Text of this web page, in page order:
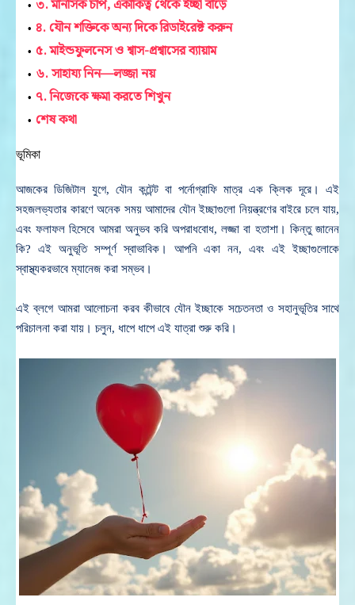
৩. মানসিক চাপ, একাকিত্ব থেকে ইচ্ছা বাড়ে
৪. যৌন শক্তিকে অন্য দিকে রিডাইরেক্ট করুন
৫. মাইন্ডফুলনেস ও শ্বাস-প্রশ্বাসের ব্যায়াম
৬. সাহায্য নিন—লজ্জা নয়
৭. নিজেকে ক্ষমা করতে শিখুন
শেষ কথা
ভূমিকা
আজকের ডিজিটাল যুগে, যৌন কন্টেন্ট বা পর্নোগ্রাফি মাত্র এক ক্লিক দূরে। এই
সহজলভ্যতার কারণে অনেক সময় আমাদের যৌন ইচ্ছাগুলো নিয়ন্ত্রণের বাইরে চলে যায়,
এবং ফলাফল হিসেবে আমরা অনুভব করি অপরাধবোধ, লজ্জা বা হতাশা। কিন্তু জানেন
কি? এই অনুভূতি সম্পূর্ণ স্বাভাবিক। আপনি একা নন, এবং এই ইচ্ছাগুলোকে
স্বাস্থ্যকরভাবে ম্যানেজ করা সম্ভব।
এই ব্লগে আমরা আলোচনা করব কীভাবে যৌন ইচ্ছাকে সচেতনতা ও সহানুভূতির সাথে
পরিচালনা করা যায়। চলুন, ধাপে ধাপে এই যাত্রা শুরু করি।